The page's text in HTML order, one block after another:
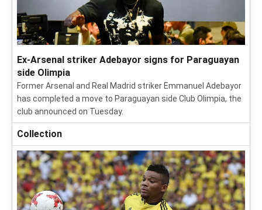
Ex-Arsenal striker Adebayor signs for Paraguayan
side Olimpia
Former Arsenal and Real Madrid striker Emmanuel Adebayor
has completed a move to Paraguayan side Club Olimpia, the
club announced on Tuesday.
Collection